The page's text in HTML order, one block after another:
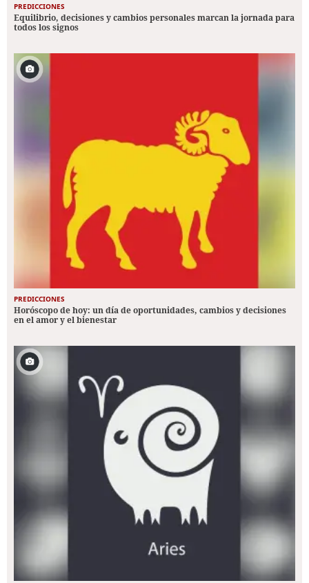
PREDICCIONES
Equilibrio, decisiones y cambios personales marcan la jornada para
todos los signos
PREDICCIONES
Horóscopo de hoy: un día de oportunidades, cambios y decisiones
en el amor y el bienestar